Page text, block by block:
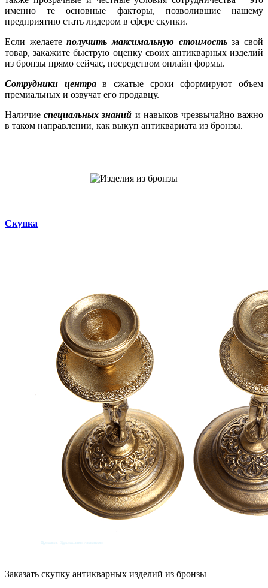
именно те основные факторы, позволившие нашему
предприятию стать лидером в сфере скупки.
Если желаетеполучить максимальную стоимостьза свой
товар, закажите быструю оценку своих антикварных изделий
из бронзы прямо сейчас, посредством онлайн формы.
Сотрудники центрав сжатые сроки сформируют объем
премиальных и озвучат его продавцу.
Наличиеспециальных знаний и навыков чрезвычайно важно
в таком направлении, как выкуп антиквариата из бронзы.
Скупка
Заказать скупку антикварных изделий из бронзы